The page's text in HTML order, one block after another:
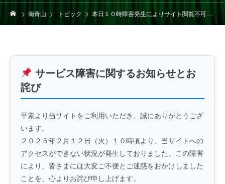
南青山 トピック 本日１０時障害発生によりサイト閲覧不可となっておりましたが、現在、復旧致しました。２０２５年２月１２日（火）
サービス障害に関するお知らせとお
詫び
平素より当サイトをご利用いただき、誠にありがとうござ
います。
２０２５年２月１２日（火）１０時頃より、当サイトへの
アクセスができない状況が発生しておりました。この障害
により、皆さまには大変ご不便とご迷惑をおかけしました
ことを、心よりお詫び申し上げます。